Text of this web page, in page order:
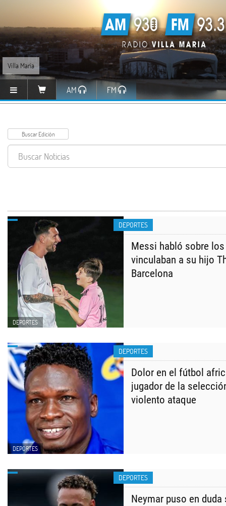
Villa María
AM FM
DEPORTES
DEPORTES
Messi habló sobre
vinculaban a su hijo
Barcelona
DEPORTES
DEPORTES
Dolor en el fútbol
jugador de la
violento ataque
DEPORTES
Neymar puso en